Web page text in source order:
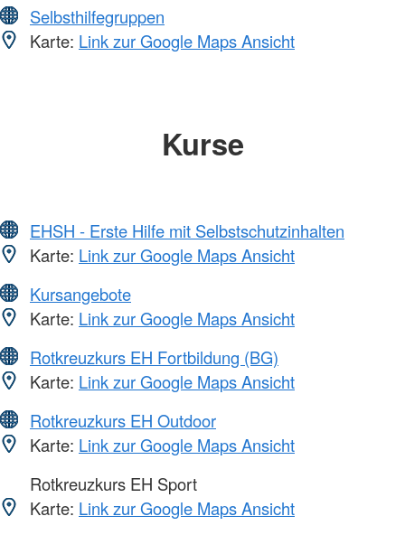
Selbsthilfegruppen
Karte: Link zur Google Maps Ansicht
Kurse
EHSH - Erste Hilfe mit Selbstschutzinhalten
Karte: Link zur Google Maps Ansicht
Kursangebote
Karte: Link zur Google Maps Ansicht
Rotkreuzkurs EH Fortbildung (BG)
Karte: Link zur Google Maps Ansicht
Rotkreuzkurs EH Outdoor
Karte: Link zur Google Maps Ansicht
Rotkreuzkurs EH Sport
Karte: Link zur Google Maps Ansicht